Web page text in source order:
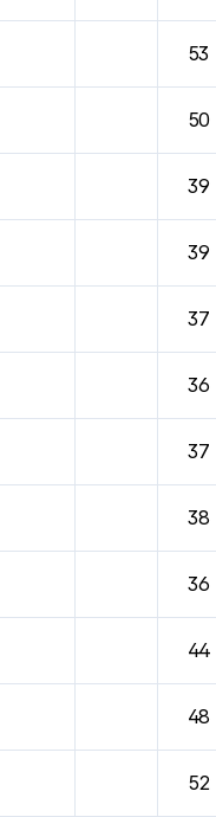
53
50
39
39
37
36
37
38
36
44
48
52